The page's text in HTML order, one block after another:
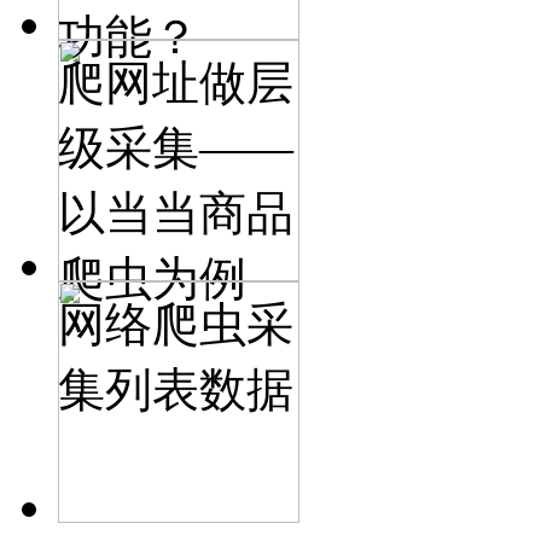
功能？
爬网址做层
级采集——
以当当商品
爬虫为例
网络爬虫采
集列表数据